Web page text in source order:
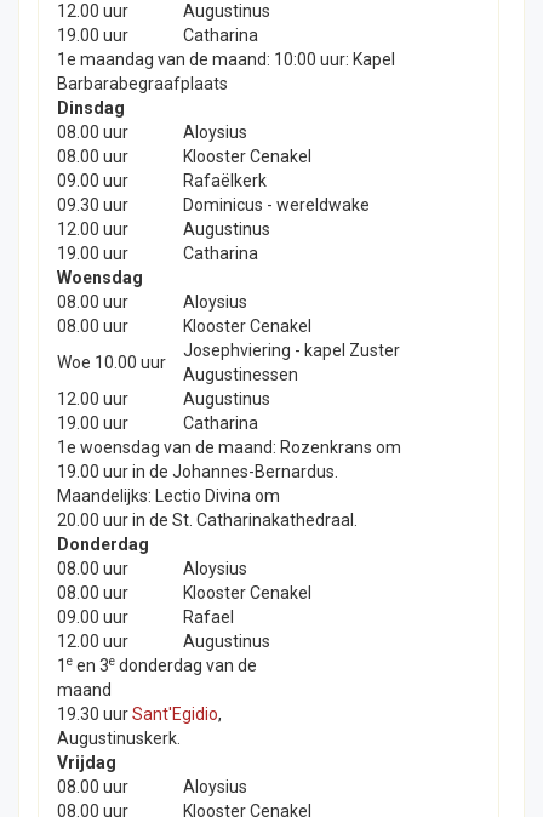
12.00 uur
Augustinus
19.00 uur
Catharina
1e maandag van de maand: 10:00 uur: Kapel
Barbarabegraafplaats
Dinsdag
08.00 uur
Aloysius
08.00 uur
Klooster Cenakel
09.00 uur
Rafaëlkerk
09.30 uur
Dominicus - wereldwake
12.00 uur
Augustinus
19.00 uur
Catharina
Woensdag
08.00 uur
Aloysius
08.00 uur
Klooster Cenakel
Woe 10.00 uur
Josephviering - kapel Zuster
Augustinessen
12.00 uur
Augustinus
19.00 uur
Catharina
1e woensdag van de maand: Rozenkrans om
19.00 uur in de Johannes-Bernardus.
Maandelijks: Lectio Divina om
20.00 uur in de St. Catharinakathedraal.
Donderdag
08.00 uur
Aloysius
08.00 uur
Klooster Cenakel
09.00 uur
Rafael
12.00 uur
Augustinus
1 e en 3e donderdag van de
maand
19.30 uurSant'Egidio,
Augustinuskerk.
Vrijdag
08.00 uur
Aloysius
08.00 uur
Klooster Cenakel